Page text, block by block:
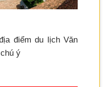
điểm du lịch Văn
ý